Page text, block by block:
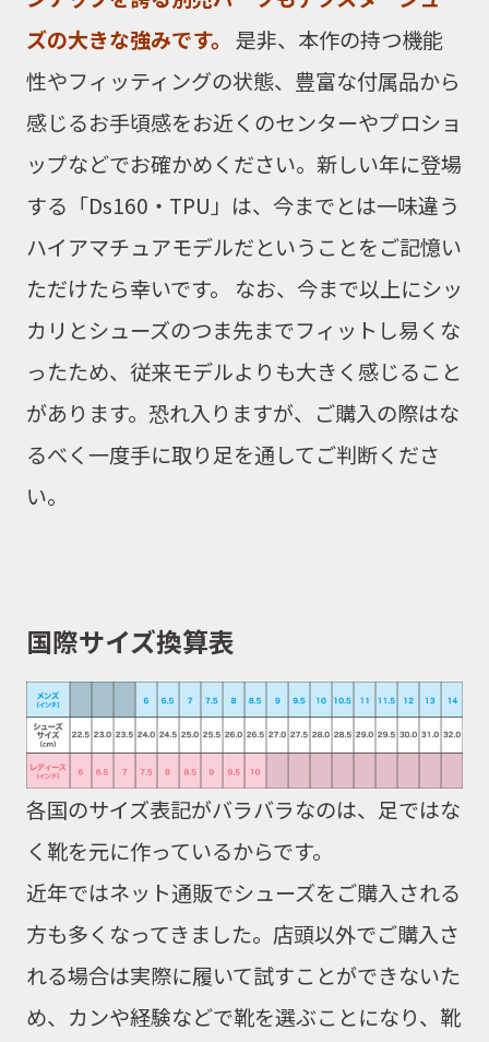
ズの大きな強みです。 是非、本作の持つ機能
性やフィッティングの状態、豊富な付属品から
感じるお手頃感をお近くのセンターやプロショ
ップなどでお確かめください。新しい年に登場
する「Ds160・TPU」は、今までとは一味違う
ハイアマチュアモデルだということをご記憶い
ただけたら幸いです。 なお、今まで以上にシッ
カリとシューズのつま先までフィットし易くな
ったため、従来モデルよりも大きく感じること
があります。恐れ入りますが、ご購入の際はな
るべく一度手に取り足を通してご判断くださ
い。
国際サイズ換算表
各国のサイズ表記がバラバラなのは、足ではな
く靴を元に作っているからです。
近年ではネット通販でシューズをご購入される
方も多くなってきました。店頭以外でご購入さ
れる場合は実際に履いて試すことができないた
め、 カンや経験などで靴を選ぶことになり、 靴